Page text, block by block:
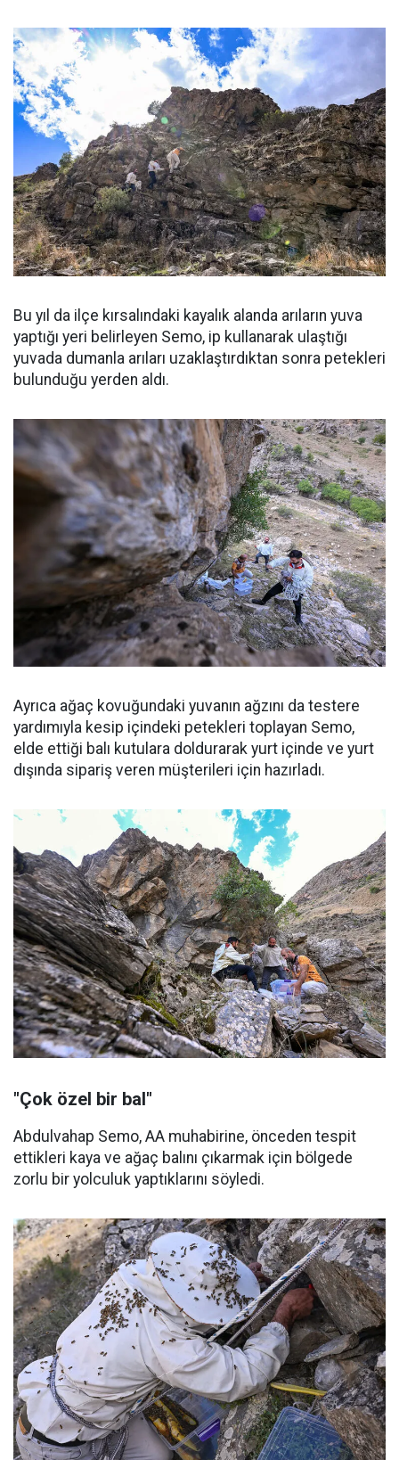
Bu yıl da ilçe kırsalındaki kayalık alanda arıların yuva
yaptığı yeri belirleyen Semo, ip kullanarak ulaştığı
yuvada dumanla arıları uzaklaştırdıktan sonra petekleri
bulunduğu yerden aldı.
Ayrıca ağaç kovuğundaki yuvanın ağzını da testere
yardımıyla kesip içindeki petekleri toplayan Semo,
elde ettiği balı kutulara doldurarak yurt içinde ve yurt
dışında sipariş veren müşterileri için hazırladı.
"Çok özel bir bal"
Abdulvahap Semo, AA muhabirine, önceden tespit
ettikleri kaya ve ağaç balını çıkarmak için bölgede
zorlu bir yolculuk yaptıklarını söyledi.